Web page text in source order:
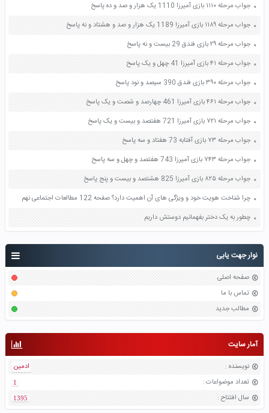
نوار جهت یابی
صفحه اصلی
تماس با ما
مطالب جدید
آمار سایت
نویسنده :
ادمین
تعداد موضواعات :
1
سال افتتاح :
1395
جواب مرحله ۱۱۱۰ بازی آمیرزا 1110 یک هزار و صد و ده پاسخ
جواب مرحله ۱۱۸۹ بازی آمیرزا 1189 یک هزار و صد و هشتاد و نه پاسخ
جواب مرحله ۲۹ بازی فندق 29 بیست و نه پاسخ
جواب مرحله ۴۱ بازی آمیرزا 41 چهل و یک پاسخ
جواب مرحله ۳۹۰ بازی فندق 390 سیصد و نود پاسخ
جواب مرحله ۴۶۱ بازی آمیرزا 461 چهارصد و شصت و یک پاسخ
جواب مرحله ۷۲۱ بازی آمیرزا 721 هفتصد و بیست و یک پاسخ
جواب مرحله ۷۳ بازی آفتابه 73 هفتاد و سه پاسخ
جواب مرحله ۷۴۳ بازی آمیرزا 743 هفتصد و چهل و سه پاسخ
جواب مرحله ۸۲۵ بازی آمیرزا 825 هشتصد و بیست و پنج پاسخ
چرا شناخت هویت خود و ویژگی های آن اهمیت دارد؟ صفحه 122 مطالعات اجتماعی نهم
چطور به یک دختر بفهمانیم دوستش داریم